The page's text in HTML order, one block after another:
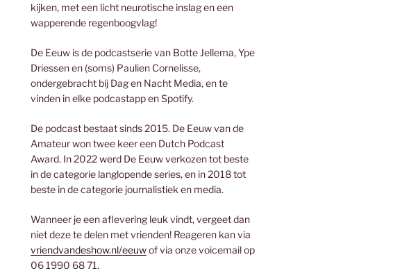
kijken, met een licht neurotische inslag en een
wapperende regenboogvlag!
De Eeuw is de podcastserie van Botte Jellema, Ype
Driessen en (soms) Paulien Cornelisse,
ondergebracht bij Dag en Nacht Media, en te
vinden in elke podcastapp en Spotify.
De podcast bestaat sinds 2015. De Eeuw van de
Amateur won twee keer een Dutch Podcast
Award. In 2022 werd De Eeuw verkozen tot beste
in de categorie langlopende series, en in 2018 tot
beste in de categorie journalistiek en media.
Wanneer je een aflevering leuk vindt, vergeet dan
niet deze te delen met vrienden! Reageren kan via
vriendvandeshow.nl/eeuwof via onze voicemail op
06 1990 68 71.